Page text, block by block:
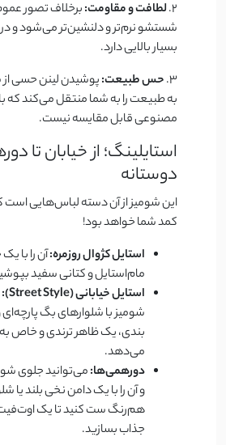
۲. لطافت و مقاومت:برخلاف تصور
شستشو نرم‌تر و دلنشین‌تر می‌شود و
بسیار بالایی دارد.
۳. حس طبیعت:پوشیدن لینن حسی
به طبیعت را به شما منتقل می‌کند که
مصنوعی قابل مقایسه نیست.
استایلینگ؛ از خیابان تا
دوستانه
این شومیز از آن دسته لباس‌هایی است
کمد شما خواهد بود!
استایل کژوال روزمره:آن را با
مام‌استایل و کتانی سفید
استایل خیابانی (Street Style):
شومیز با شلوارهای بگ
بندی، یک ظاهر ترندی و خاص
می‌دهد.
دورهمی‌ها:می‌توانید جلوی
و آن را با یک دامن نخی بلند یا
هم‌رنگ ست کنید تا یک
جذاب بسازید.